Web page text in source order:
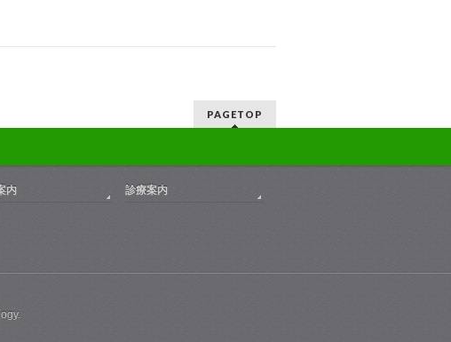
PAGETOP
内
診療案内